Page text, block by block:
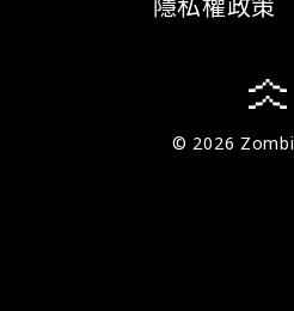
隱私權政策
© 2026